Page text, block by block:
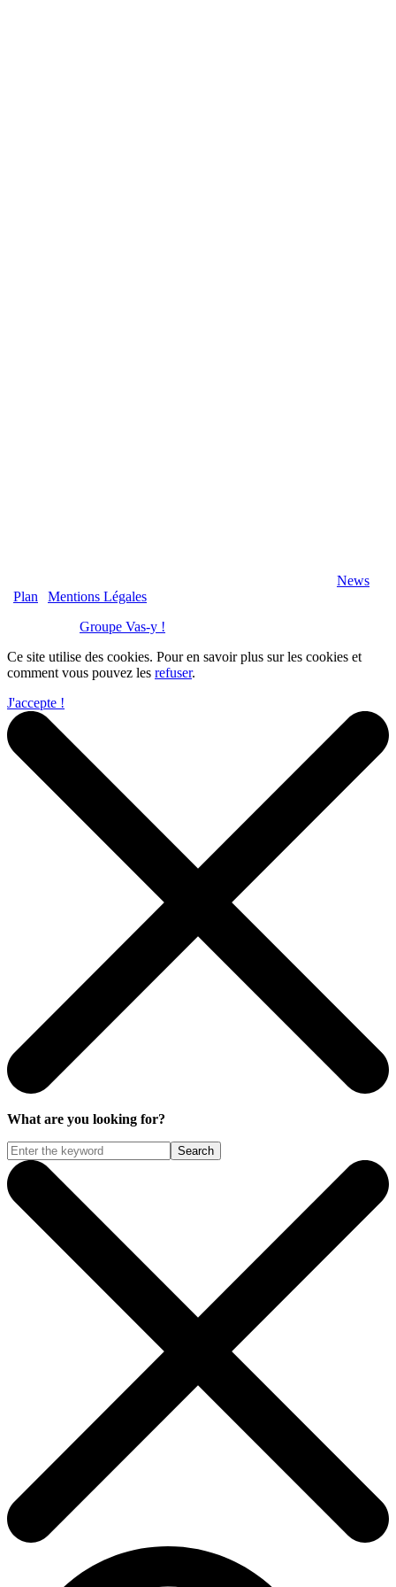
News
Plan
Mentions Légales
Groupe Vas-y !
Ce site utilise des cookies. Pour en savoir plus sur les cookies et
comment vous pouvez les refuser.
J'accepte !
What are you looking for?
Search